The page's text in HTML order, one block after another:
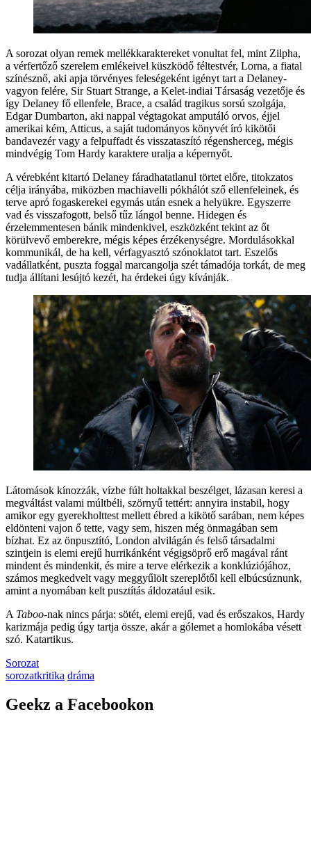
A sorozat olyan remek mellékkaraktereket vonultat fel, mint Zilpha,
a vérfertőző szerelem emlékeivel küszködő féltestvér, Lorna, a fiatal
színésznő, aki apja törvényes feleségeként igényt tart a Delaney-
vagyon felére, Sir Stuart Strange, a Kelet-indiai Társaság vezetője és
így Delaney fő ellenfele, Brace, a család tragikus sorsú szolgája,
Edgar Dumbarton, aki nappal végtagokat amputáló orvos, éjjel
amerikai kém, Atticus, a saját tudományos könyvét író kikötői
bandavezér vagy a felpuffadt és visszataszító régensherceg, mégis
mindvégig Tom Hardy karaktere uralja a képernyőt.
A vérebként kitartó Delaney fáradhatatlanul törtet előre, titokzatos
célja irányába, miközben machiavelli pókhálót sző ellenfeleinek, és
terve apró fogaskerekei egymás után esnek a helyükre. Egyszerre
vad és visszafogott, belső tűz lángol benne. Hidegen és
érzelemmentesen bánik mindenkivel, eszközként tekint az őt
körülvevő emberekre, mégis képes érzékenységre. Mordulásokkal
kommunikál, de ha kell, vérfagyasztó szónoklatot tart. Eszelős
vadállatként, puszta foggal marcangolja szét támadója torkát, de meg
tudja állítani lesújtó kezét, ha érdekei úgy kívánják.
Látomások kínozzák, vízbe fúlt holtakkal beszélget, lázasan keresi a
megváltást valami múltbéli, szörnyű tettért: annyira instabil, hogy
amikor egy gyerekholttest mellett ébred a kikötő sarában, nem képes
eldönteni vajon ő tette, vagy sem, hiszen még önmagában sem
bízhat. Ez az önpusztító, London alvilágán és felső társadalmi
szintjein is elemi erejű hurrikánként végigsöprő erő magával ránt
mindent és mindenkit, és mire a terve elérkezik a konklúziójához,
számos megkedvelt vagy meggyűlölt szereplőtől kell elbúcsúznunk,
amint a nyomában kelt pusztítás áldozatául esik.
A Taboo-nak nincs párja: sötét, elemi erejű, vad és erőszakos, Hardy
karizmája pedig úgy tartja össze, akár a gólemet a homlokába vésett
szó. Katartikus.
Sorozat
sorozatkritika dráma
Geekz a Facebookon